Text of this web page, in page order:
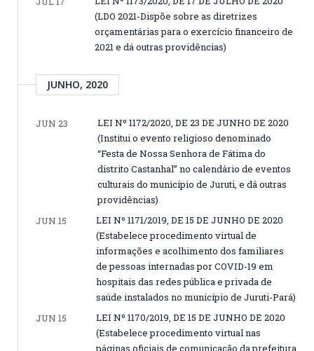
(LDO 2021-Dispõe sobre as diretrizes
orçamentárias para o exercício financeiro de
2021 e dá outras providências)
JUNHO, 2020
JUN 23
LEI Nº 1172/2020, DE 23 DE JUNHO DE 2020
(Institui o evento religioso denominado
“Festa de Nossa Senhora de Fátima do
distrito Castanhal” no calendário de eventos
culturais do município de Juruti, e dá outras
providências)
JUN 15
LEI Nº 1171/2019, DE 15 DE JUNHO DE 2020
(Estabelece procedimento virtual de
informações e acolhimento dos familiares
de pessoas internadas por COVID-19 em
hospitais das redes pública e privada de
saúde instalados no município de Juruti-Pará)
JUN 15
LEI Nº 1170/2019, DE 15 DE JUNHO DE 2020
(Estabelece procedimento virtual nas
páginas oficiais de comunicação da prefeitura